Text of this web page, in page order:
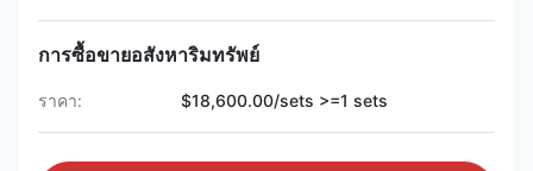
การซื้อขายอสังหาริมทรัพย์
ราคา: $18,600.00/sets >=1 sets